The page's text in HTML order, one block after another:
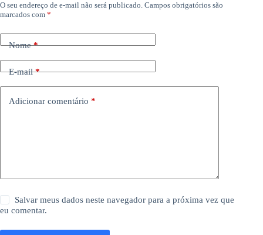
O seu endereço de e-mail não será publicado. Campos obrigatórios são
marcados com *
Nome*
E-mail*
Adicionar comentário *
Salvar meus dados neste navegador para a próxima vez que
eu comentar.